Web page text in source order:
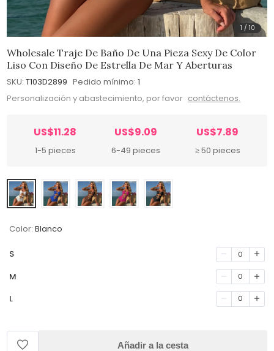
1 /10
Wholesale Traje De Baño De Una Pieza Sexy De Color
Liso Con Diseño De Estrella De Mar Y Aberturas
SKU: T103D2899 Pedido mínimo: 1
Personalización y abastecimiento, por favor contáctenos.
US$11.28
1-5 pieces
US$9.09
6-49 pieces
US$7.89
≥ 50 pieces
Color: Blanco
S 0
M 0
L 0
Añadir a la cesta